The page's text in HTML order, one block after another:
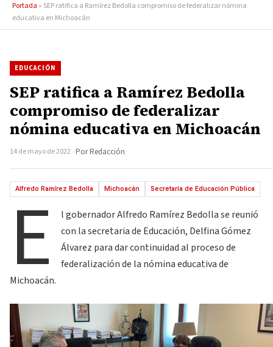
Portada » SEP ratifica a Ramírez Bedolla compromiso de federalizar nómina
educativa en Michoacán
EDUCACIÓN
SEP ratifica a Ramírez Bedolla
compromiso de federalizar
nómina educativa en Michoacán
14 de mayo de 2022 Por Redacción
Alfredo Ramírez Bedolla Michoacán Secretaría de Educación Pública
E
l gobernador Alfredo Ramírez Bedolla se reunió
con la secretaria de Educación, Delfina Gómez
Álvarez para dar continuidad al proceso de
federalización de la nómina educativa de
Michoacán.